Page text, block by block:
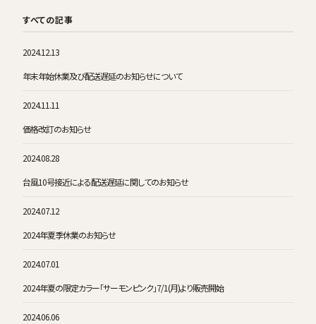
すべての記事
2024.12.13
年末年始休業及び配送遅延のお知らせについて
2024.11.11
価格改訂のお知らせ
2024.08.28
台風10号接近による配送遅延に関してのお知らせ
2024.07.12
2024年夏季休業のお知らせ
2024.07.01
2024年夏の限定カラー「サーモンピンク」7/1(月)より販売開始
2024.06.06